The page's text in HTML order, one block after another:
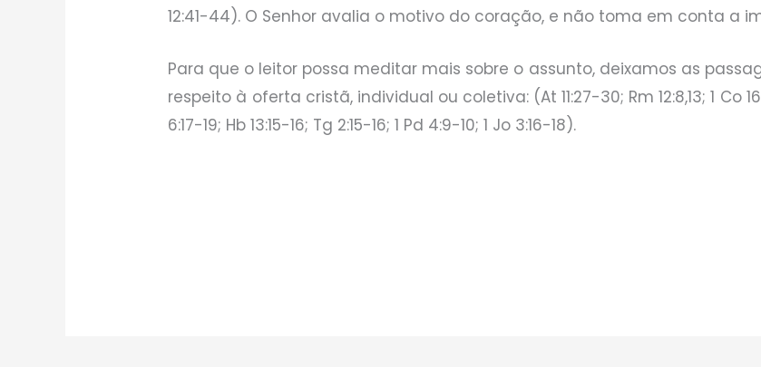
12:41-44). O Senhor avalia o motivo do coração, e não toma em conta a
Para que o leitor possa meditar mais sobre o assunto, deixamos as
respeito à oferta cristã, individual ou coletiva: (At 11:27-30; Rm 12:8,13; 1 Co
6:17-19; Hb 13:15-16; Tg 2:15-16; 1 Pd 4:9-10; 1 Jo 3:16-18).